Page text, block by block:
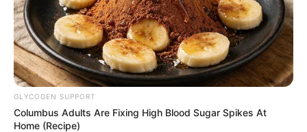
GLYCOGEN SUPPORT
Columbus Adults Are Fixing High Blood Sugar Spikes At
Home (Recipe)